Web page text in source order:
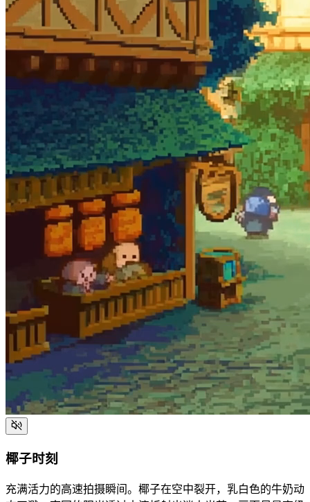
椰子时刻
充满活力的高速拍摄瞬间。椰子在空中裂开，乳白色的牛奶动